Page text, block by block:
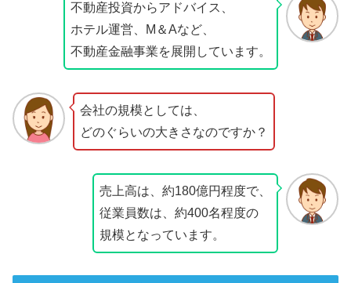
不動産投資からアドバイス、
ホテル運営、M＆Aなど、
不動産金融事業を展開しています。
会社の規模としては、
どのぐらいの大きさなのですか？
売上高は、約180億円程度で、
従業員数は、約400名程度の
規模となっています。